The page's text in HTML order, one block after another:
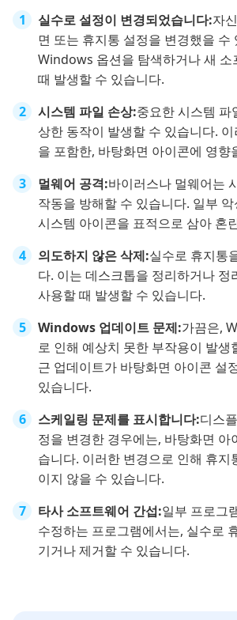
실수로 설정이 변경되었습니다:자
면 또는 휴지통 설정을 변경했을 수
Windows 옵션을 탐색하거나 새 소
때 발생할 수 있습니다.
시스템 파일 손상:중요한 시스템 파
상한 동작이 발생할 수 있습니다.
을 포함한, 바탕화면 아이콘에 영향
멀웨어 공격:바이러스나 멀웨어는
작동을 방해할 수 있습니다. 일부
시스템 아이콘을 표적으로 삼아 혼
의도하지 않은 삭제:실수로 휴지통
다. 이는 데스크톱을 정리하거나 정
사용할 때 발생할 수 있습니다.
Windows 업데이트 문제:가끔은,
로 인해 예상치 못한 부작용이 발생
근 업데이트가 바탕화면 아이콘 설
있습니다.
스케일링 문제를 표시합니다:디스
정을 변경한 경우에는, 바탕화면 아
습니다. 이러한 변경으로 인해 휴지
이지 않을 수 있습니다.
타사 소프트웨어 간섭:일부 프로그
수정하는 프로그램에서는, 실수로
기거나 제거할 수 있습니다.